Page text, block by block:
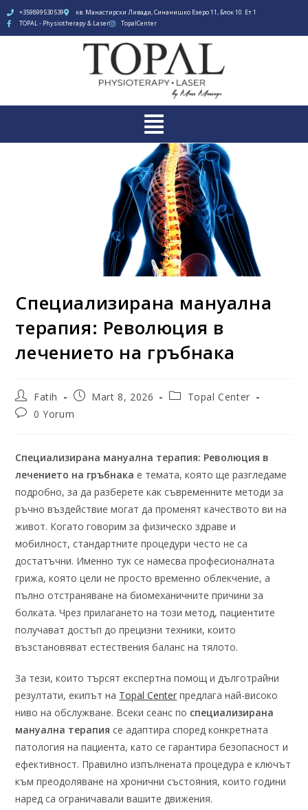
+359899530539
кв. Манастирски Ливади, Синанишко Езеро 11, Блок 10. Ет 1
TOPAL - Physiotherapy & Laser
TopalCenter
Специализирана мануална
терапия: Революция в
лечението на гръбнака
Fatih Mart 8, 2026
Topal Center
0 Yorum
Специализирана мануална терапия: Революция в
лечението на гръбнака е темата, която ще разгледаме
подробно, за да разберете как съвременните методи за
ръчно въздействие могат да променят качеството ви на
живот. Когато говорим за физическо здраве и
мобилност, стандартните процедури често не са
достатъчни. Именно тук се намесва професионалната
грижа, която цели не просто временно облекчение, а
пълно отстраняване на биомеханичните причини за
болката. Чрез прилагането на този метод, пациентите
получават достъп до прецизни техники, които
възстановяват естествения баланс на тялото.
За тези, които търсят експертна помощ и дълготрайни
резултати, екипът на Topal Center предлага най-високо
ниво на обслужване. Всеки сеанс по специализирана
мануална терапия се адаптира според конкретната
патология на пациента, като се гарантира безопасност и
ефективност. Правилно изпълнената процедура е ключът
към преодоляване на хронични състояния, които години
наред са ограничавали вашите движения.